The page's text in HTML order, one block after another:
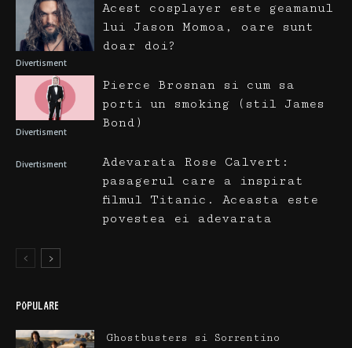
Divertisment
Acest cosplayer este geamanul
lui Jason Momoa, oare sunt
doar doi?
Divertisment
Pierce Brosnan si cum sa
porti un smoking (stil James
Bond)
Divertisment
Adevarata Rose Calvert:
pasagerul care a inspirat
filmul Titanic. Aceasta este
povestea ei adevarata
POPULARE
Ghostbusters si Sorrentino